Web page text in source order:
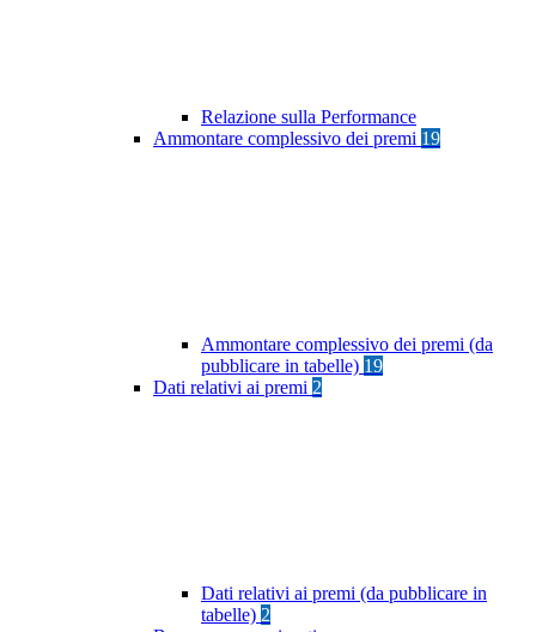
Relazione sulla Performance
Ammontare complessivo dei premi 19
Ammontare complessivo dei premi (da
pubblicare in tabelle) 19
Dati relativi ai premi 2
Dati relativi ai premi (da pubblicare in
tabelle) 2